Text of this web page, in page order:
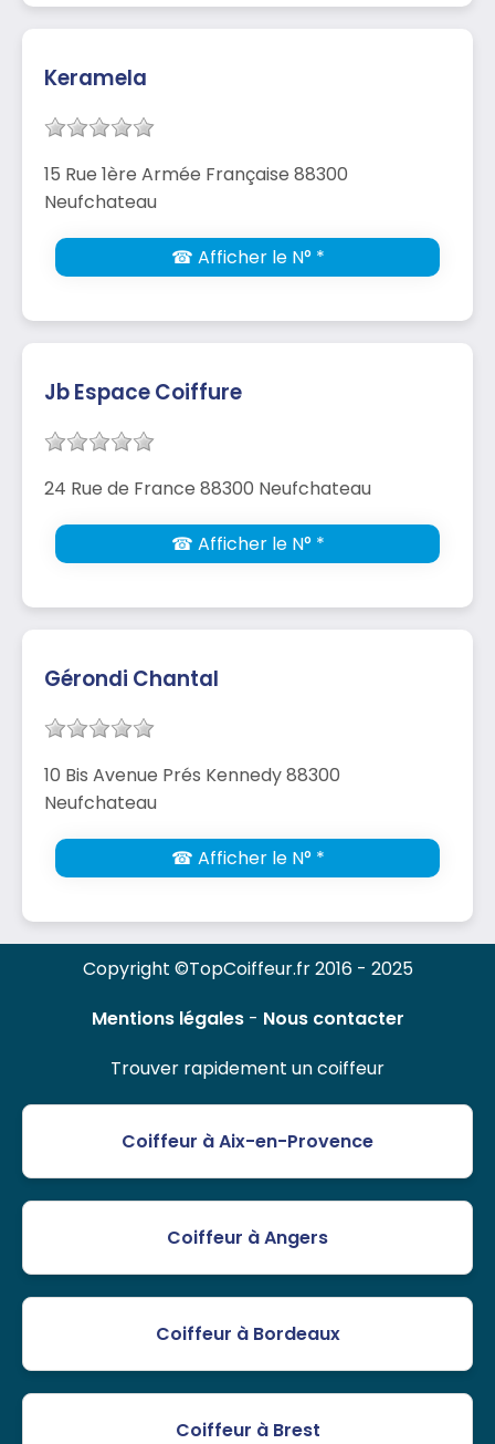
Keramela
15 Rue 1ère Armée Française 88300
Neufchateau
☎ Afficher le N° *
Jb Espace Coiffure
24 Rue de France 88300 Neufchateau
☎ Afficher le N° *
Gérondi Chantal
10 Bis Avenue Prés Kennedy 88300
Neufchateau
☎ Afficher le N° *
Copyright ©TopCoiffeur.fr 2016 - 2025
Mentions légales- Nous contacter
Trouver rapidement un coiffeur
Coiffeur à Aix-en-Provence
Coiffeur à Angers
Coiffeur à Bordeaux
Coiffeur à Brest